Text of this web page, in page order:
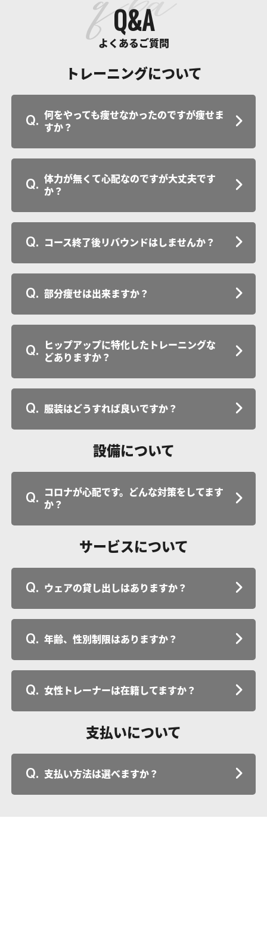
Q&A
よくあるご質問
トレーニングについて
何をやっても痩せなかったのですが痩せま
すか？
体力が無くて心配なのですが大丈夫です
か？
コース終了後リバウンドはしませんか？
部分痩せは出来ますか？
ヒップアップに特化したトレーニングな
どありますか？
服装はどうすれば良いですか？
設備について
コロナが心配です。どんな対策をしてます
か？
サービスについて
ウェアの貸し出しはありますか？
年齢、性別制限はありますか？
女性トレーナーは在籍してますか？
支払いについて
支払い方法は選べますか？